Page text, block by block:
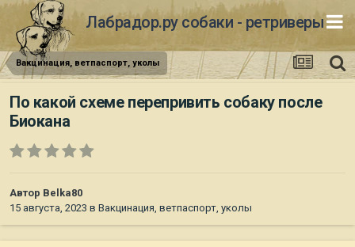
Лабрадор.ру собаки - ретриверы
Вакцинация, ветпаспорт, уколы
По какой схеме перепривить собаку после
Биокана
Автор Belka80
15 августа, 2023 в Вакцинация, ветпаспорт, уколы